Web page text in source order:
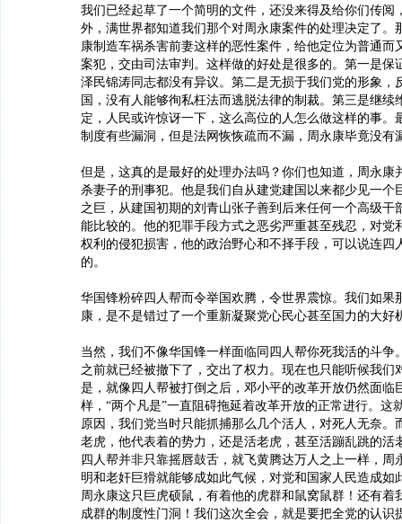
我们已经起草了一个简明的文件，还没来得及给你们传阅
外，满世界都知道我们那个对周永康案件的处理决定了。
康制造车祸杀害前妻这样的恶性案件，给他定位为普通而
案犯，交由司法审判。这样做的好处是很多的。第一是保
泽民锦涛同志都没有异议。第二是无损于我们党的形象，
国，没有人能够徇私枉法而逃脱法律的制裁。第三是继续
定，人民或许惊讶一下，这么高位的人怎么做这样的事。
制度有些漏洞，但是法网恢恢疏而不漏，周永康毕竟没有
但是，这真的是最好的处理办法吗？你们也知道，周永康
杀妻子的刑事犯。他是我们自从建党建国以来都少见一个
之巨，从建国初期的刘青山张子善到后来任何一个高级干
能比较的。他的犯罪手段方式之恶劣严重甚至残忍，对党
权利的侵犯损害，他的政治野心和不择手段，可以说连四
的。
华国锋粉碎四人帮而令举国欢腾，令世界震惊。我们如果
康，是不是错过了一个重新凝聚党心民心甚至国力的大好
当然，我们不像华国锋一样面临同四人帮你死我活的斗争
之前就已经被撤下了，交出了权力。现在也只能听候我们
是，就像四人帮被打倒之后，邓小平的改革开放仍然面临
样，“两个凡是”一直阻碍拖延着改革开放的正常进行。这
原因，我们党当时只能抓捕那么几个活人，对死人无奈。
老虎，他代表着的势力，还是活老虎，甚至活蹦乱跳的活
四人帮并非只靠摇唇鼓舌，就飞黄腾达万人之上一样，周
明和老奸巨猾就能够成如此气候，对党和国家人民造成如
周永康这只巨虎硕鼠，有着他的虎群和鼠窝鼠群！还有着
成群的制度性门洞！我们这次全会，就是要把全党的认识